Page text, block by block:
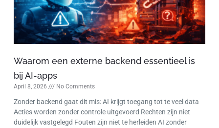
Waarom een externe backend essentieel is
bij AI-apps
April 8, 2026 No Comments
Zonder backend gaat dit mis: AI krijgt toegang tot te veel data
Acties worden zonder controle uitgevoerd Rechten zijn niet
duidelijk vastgelegd Fouten zijn niet te herleiden AI zonder